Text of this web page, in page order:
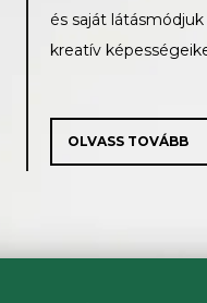
és saját
kreatív
OLVASS TOVÁBB